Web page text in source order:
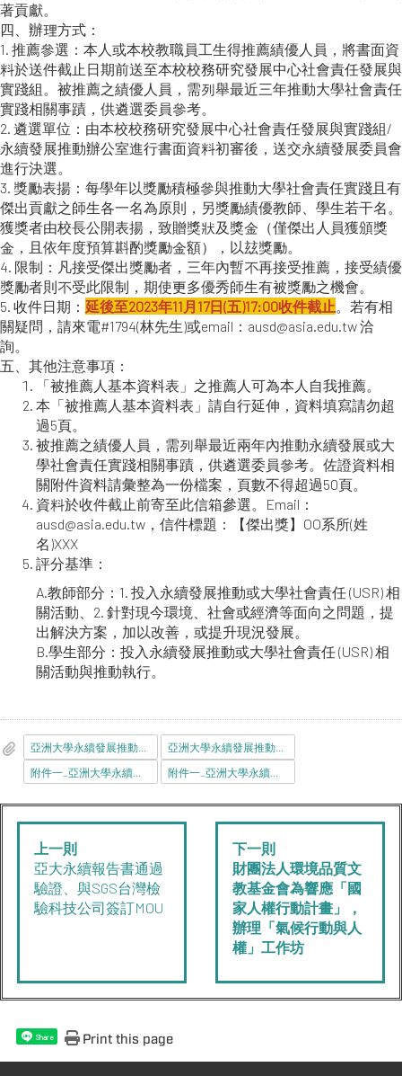
著貢獻。
四、辦理方式：
1. 推薦參選：本人或本校教職員工生得推薦績優人員，將書面資
料於送件截止日期前送至本校校務研究發展中心社會責任發展與
實踐組。被推薦之績優人員，需列舉最近三年推動大學社會責任
實踐相關事蹟，供遴選委員參考。
2. 遴選單位：由本校校務研究發展中心社會責任發展與實踐組/
永續發展推動辦公室進行書面資料初審後，送交永續發展委員會
進行決選。
3. 獎勵表揚：每學年以獎勵積極參與推動大學社會責任實踐且有
傑出貢獻之師生各一名為原則，另獎勵績優教師、學生若干名。
獲獎者由校長公開表揚，致贈獎狀及獎金（僅傑出人員獲頒獎
金，且依年度預算斟酌獎勵金額），以玆獎勵。
4. 限制：凡接受傑出獎勵者，三年內暫不再接受推薦，接受績優
獎勵者則不受此限制，期使更多優秀師生有被獎勵之機會。
5. 收件日期： 延後至2023年11月17日(五)17:00收件截止。若有相
關疑問，請來電#1794(林先生)或email：ausd@asia.edu.tw 洽
詢。
五、其他注意事項：
「被推薦人基本資料表」之推薦人可為本人自我推薦。
本「被推薦人基本資料表」請自行延伸，資料填寫請勿超
過5頁。
被推薦之績優人員，需列舉最近兩年內推動永續發展或大
學社會責任實踐相關事蹟，供遴選委員參考。佐證資料相
關附件資料請彙整為一份檔案，頁數不得超過50頁。
資料於收件截止前寄至此信箱參選。Email：
ausd@asia.edu.tw，信件標題：【傑出獎】OO系所(姓
名)XXX
評分基準：
A.教師部分：1. 投入永續發展推動或大學社會責任 (USR) 相
關活動、2. 針對現今環境、社會或經濟等面向之問題，提
出解決方案，加以改善，或提升現況發展。
B.學生部分：投入永續發展推動或大學社會責任 (USR) 相
關活動與推動執行。
上一則
亞大永續報告書通過
驗證、與SGS台灣檢
驗科技公司簽訂MOU
下一則
財團法人環境品質文
教基金會為響應「國
家人權行動計畫」，
辦理「氣候行動與人
權」工作坊
Share Print this page